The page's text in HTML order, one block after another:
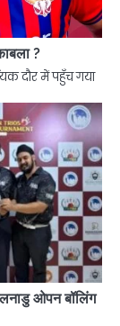
?
दौर में पहुँच गया
ओपन बॉलिंग